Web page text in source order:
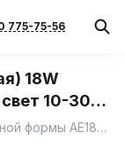
775-75-56
18W
10-30V
Компактная светодиодная фара квадратной формы AE18S-6LED-73HC станет незаменимым помощником в условиях недостаточной освещенности.